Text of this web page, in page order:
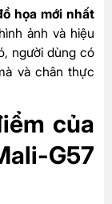
họa mới nhất
ảnh và hiệu
người dùng có
và chân thực
của
G57